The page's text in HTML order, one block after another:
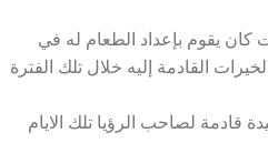
كان يقوم بإعداد الطعام له في
القادمة إليه خلال تلك الفترة
قادمة لصاحب الرؤيا تلك الايام